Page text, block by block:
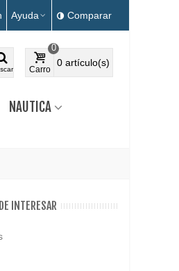
Ayuda Comparar
Carro
0
0 artículo(s)
NAUTICA
INTERESAR